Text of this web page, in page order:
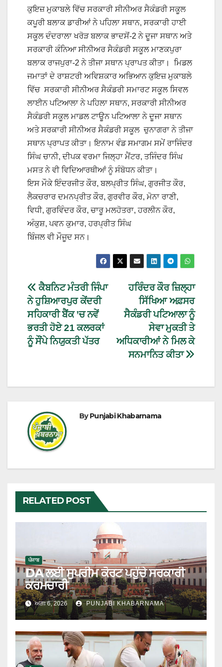
ਕੁਇਜ਼ ਮੁਕਾਬਲੇ ਵਿੱਚ ਸਰਕਾਰੀ ਸੀਨੀਅਰ ਸੈਕੰਡਰੀ ਸਕੂਲ
ਕਪੂਰੀ ਬਲਾਕ ਡਾਰੀਆਂ ਨੇ ਪਹਿਲਾ ਸਥਾਨ, ਸਰਕਾਰੀ ਹਾਈ
ਸਕੂਲ ਦੰਦਰਾਲਾ ਖਰੋੜ ਬਲਾਕ ਭਾਦਸੋਂ-2 ਨੇ ਦੂਜਾ ਸਥਾਨ ਅਤੇ
ਸਰਕਾਰੀ ਕੰਨਿਆ ਸੀਨੀਅਰ ਸੈਕੰਡਰੀ ਸਕੂਲ ਮਾਣਕਪੁਰਾ
ਬਲਾਕ ਰਾਜਪੁਰਾ-2 ਨੇ ਤੀਜਾ ਸਥਾਨ ਪ੍ਰਾਪਤ ਕੀਤਾ। ਮਿਡਲ
ਜਮਾਤਾਂ ਦੇ ਰਾਸ਼ਟਰੀ ਅਵਿਸ਼ਕਾਰ ਅਭਿਆਨ ਕੁਇਜ਼ ਮੁਕਾਬਲੇ
ਵਿੱਚ ਸਰਕਾਰੀ ਸੀਨੀਅਰ ਸੈਕੰਡਰੀ ਸਮਾਰਟ ਸਕੂਲ ਸਿਵਲ
ਲਾਈਨ ਪਟਿਆਲਾ ਨੇ ਪਹਿਲਾ ਸਥਾਨ, ਸਰਕਾਰੀ ਸੀਨੀਅਰ
ਸੈਕੰਡਰੀ ਸਕੂਲ ਮਾਡਲ ਟਾਊਨ ਪਟਿਆਲਾ ਨੇ ਦੂਜਾ ਸਥਾਨ
ਅਤੇ ਸਰਕਾਰੀ ਸੀਨੀਅਰ ਸੈਕੰਡਰੀ ਸਕੂਲ ਚੁਨਾਗਰਾ ਨੇ ਤੀਜਾ
ਸਥਾਨ ਪ੍ਰਾਪਤ ਕੀਤਾ। ਇਨਾਮ ਵੰਡ ਸਮਾਗਮ ਸਮੇਂ ਰਾਜਿੰਦਰ
ਸਿੰਘ ਚਾਨੀ, ਦੀਪਕ ਵਰਮਾ ਜਿਲ੍ਹਾ ਮੈਂਟਰ, ਤਜਿੰਦਰ ਸਿੰਘ
ਮਸਤ ਨੇ ਵੀ ਵਿਦਿਆਰਥੀਆਂ ਨੂੰ ਸੰਬੋਧਨ ਕੀਤਾ।
ਇਸ ਮੌਕੇ ਇੰਦਰਜੀਤ ਕੌਰ, ਬਲਪ੍ਰੀਤ ਸਿੰਘ, ਗੁਰਜੀਤ ਕੌਰ,
ਲੈਕਚਰਾਰ ਦਮਨਪ੍ਰੀਤ ਕੌਰ, ਗੁਰਵੀਰ ਕੌਰ, ਮੋਨਾ ਰਾਣੀ,
ਵਿਧੀ, ਗੁਰਵਿੰਦਰ ਕੌਰ, ਚਾਰੂ ਮਲਹੋਤਰਾ, ਹਰਲੀਨ ਕੌਰ,
ਅੰਕੁਸ਼, ਪਵਨ ਕੁਮਾਰ, ਹਰਪ੍ਰੀਤ ਸਿੰਘ
ਬਿੰਜਲ ਵੀ ਮੌਜੂਦ ਸਨ।
ਹਰਿੰਦਰ ਕੌਰ ਜ਼ਿਲ੍ਹਾ
ਸਿੱਖਿਆ ਅਫ਼ਸਰ
ਸੈਕੰਡਰੀ ਪਟਿਆਲਾ ਨੂੰ
ਸੇਵਾ ਮੁਕਤੀ ਤੇ
ਅਧਿਕਾਰੀਆਂ ਨੇ ਮਿਲ ਕੇ
ਸਨਮਾਨਿਤ ਕੀਤਾ
ਕੈਬਨਿਟ ਮੰਤਰੀ ਜਿੰਪਾ
ਨੇ ਹੁਸ਼ਿਆਰਪੁਰ ਕੇਂਦਰੀ
ਸਹਿਕਾਰੀ ਬੈਂਕ ’ਚ ਨਵੇਂ
ਭਰਤੀ ਹੋਏ 21 ਕਲਰਕਾਂ
ਨੂੰ ਸੌਂਪੇ ਨਿਯੁਕਤੀ ਪੱਤਰ
ByPunjabi Khabarnama
RELATED POST
ਪੰਜਾਬ
DA ਲਈ ਸੁਪਰੀਮ ਕੋਰਟ ਪਹੁੰਚੇ ਸਰਕਾਰੀ
ਕਰਮਚਾਰੀ
ਅਗਃ 6, 2026 PUNJABI KHABARNAMA